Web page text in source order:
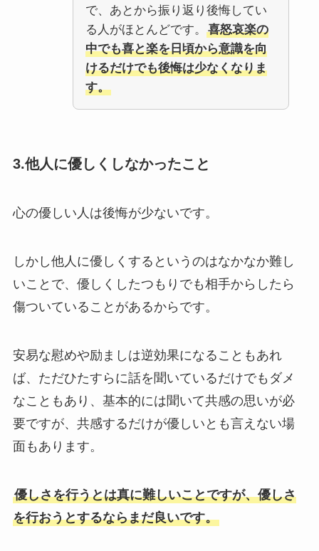
で、あとから振り返り後悔してい
る人がほとんどです。
喜怒哀楽の
中でも喜と楽を日頃から意識を向
けるだけでも後悔は少なくなりま
す。
3.他人に優しくしなかったこと
心の優しい人は後悔が少ないです。
しかし他人に優しくするというのはなかなか難し
いことで、優しくしたつもりでも相手からしたら
傷ついていることがあるからです。
安易な慰めや励ましは逆効果になることもあれ
ば、ただひたすらに話を聞いているだけでもダメ
なこともあり、基本的には聞いて共感の思いが必
要ですが、共感するだけが優しいとも言えない場
面もあります。
優しさを行うとは真に難しいことですが、優しさ
を行おうとするならまだ良いです。